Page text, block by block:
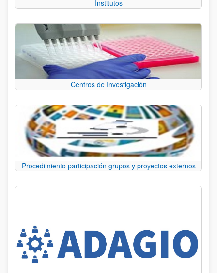
Institutos
Centros de Investigación
Procedimiento participación grupos y proyectos externos